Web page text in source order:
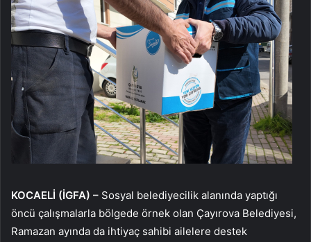
KOCAELİ (İGFA) – Sosyal belediyecilik alanında yaptığı
öncü çalışmalarla bölgede örnek olan Çayırova Belediyesi,
Ramazan ayında da ihtiyaç sahibi ailelere destek